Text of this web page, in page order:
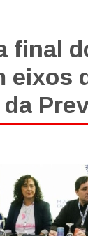
final
eixos